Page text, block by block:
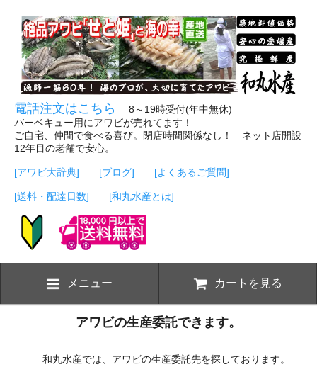
電話注文はこちら
8～19時受付(年中無休)
バーベキュー用にアワビが売れてます！
ご自宅、仲間で食べる喜び。閉店時間関係なし！ ネット店開設
12年目の老舗で安心。
[アワビ大辞典] [ブログ] [よくあるご質問]
[送料・配達日数] [和丸水産とは]
メニュー カートを見る
アワビの生産委託できます。
和丸水産では、アワビの生産委託先を探しております。